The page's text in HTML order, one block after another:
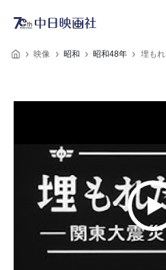
映像 昭和 昭和48年 埋も